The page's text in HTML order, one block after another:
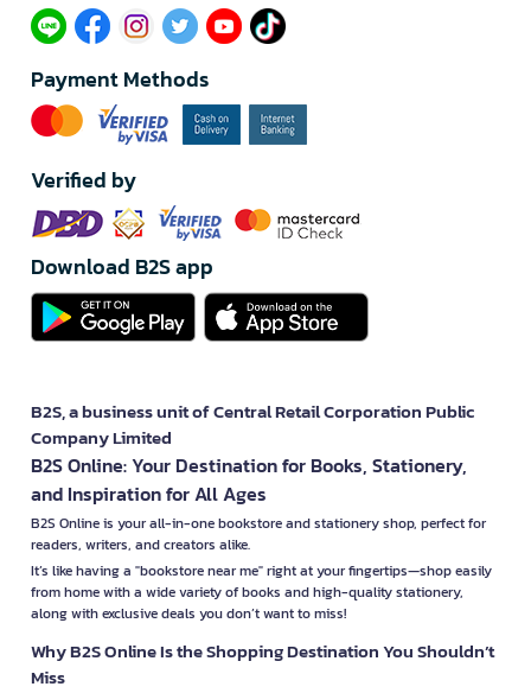
Payment Methods
Verified by
Download B2S app
B2S, a business unit of Central Retail Corporation Public
Company Limited
B2S Online: Your Destination for Books, Stationery,
and Inspiration for All Ages
B2S Online is your all-in-one bookstore and stationery shop, perfect for
readers, writers, and creators alike.
It’s like having a "bookstore near me" right at your fingertips—shop easily
from home with a wide variety of books and high-quality stationery,
along with exclusive deals you don’t want to miss!
Why B2S Online Is the Shopping Destination You Shouldn’t
Miss